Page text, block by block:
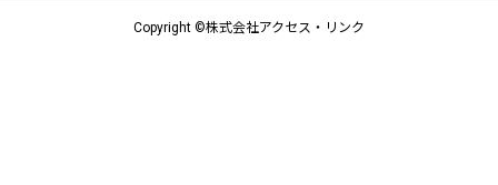
Copyright ©株式会社アクセス・リンク